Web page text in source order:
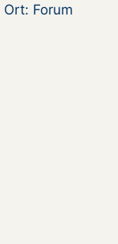
Ort: Forum